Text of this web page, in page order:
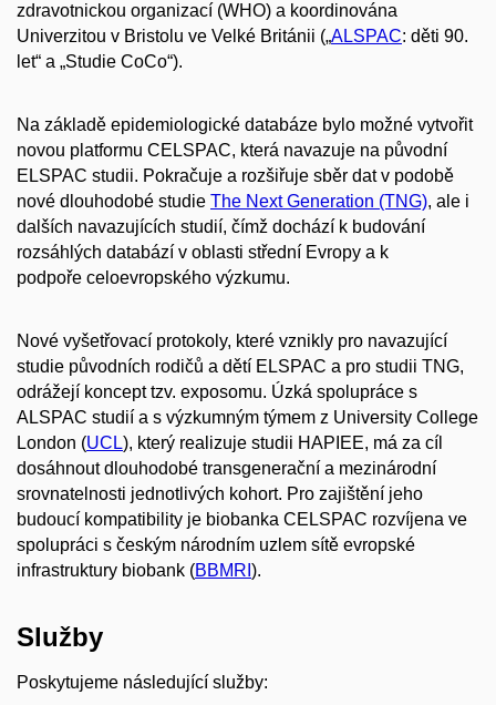
zdravotnickou organizací (WHO) a koordinována
Univerzitou v Bristolu ve Velké Británii („ALSPAC: děti 90.
let“ a „Studie CoCo“).
Na základě epidemiologické databáze bylo možné vytvořit
novou platformu CELSPAC, která navazuje na původní
ELSPAC studii. Pokračuje a rozšiřuje sběr dat v podobě
nové dlouhodobé studie The Next Generation (TNG), ale i
dalších navazujících studií, čímž dochází k budování
rozsáhlých databází v oblasti střední Evropy a k
podpoře celoevropského výzkumu.
Nové vyšetřovací protokoly, které vznikly pro navazující
studie původních rodičů a dětí ELSPAC a pro studii TNG,
odrážejí koncept tzv. exposomu. Úzká spolupráce s
ALSPAC studií a s výzkumným týmem z University College
London (UCL), který realizuje studii HAPIEE, má za cíl
dosáhnout dlouhodobé transgenerační a mezinárodní
srovnatelnosti jednotlivých kohort. Pro zajištění jeho
budoucí kompatibility je biobanka CELSPAC rozvíjena ve
spolupráci s českým národním uzlem sítě evropské
infrastruktury biobank (BBMRI ).
Služby
Poskytujeme následující služby: